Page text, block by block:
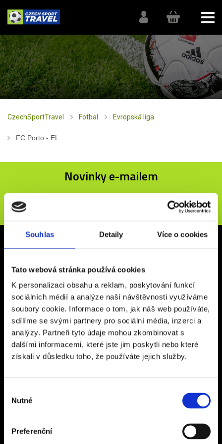
Souhlas Detaily Více o cookies
Tato webová stránka používá cookies
K personalizaci obsahu a reklam, poskytování funkcí
sociálních médií a analýze naší návštěvnosti využíváme
soubory cookie. Informace o tom, jak náš web používáte,
sdílíme se svými partnery pro sociální média, inzerci a
analýzy. Partneři tyto údaje mohou zkombinovat s
dalšími informacemi, které jste jim poskytli nebo které
získali v důsledku toho, že používáte jejich služby.
souhlasu
Nutné
Preferenční
CzechSportTravel Fotbal Evropská liga
FC Porto - EL
Novinky e-mailem
ODESLAT
26901, Rakovník
Otevírací doba: Po - Pá 9:00 - 16:00
Kancelář Praha
Ďáblická 118/63
182 00 Praha 8 – Ďáblice
Otevírací doba: Po - Pá 9:00 - 17:00